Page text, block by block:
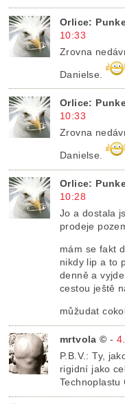
Orlice:
10:33
Zrovna
Danielse.
Orlice:
10:33
Zrovna
Danielse.
Orlice:
10:28
Jo a dostala
prodeje
mám se fakt
nikdy lip a to
denně a
cestou ještě
můžudat
mrtvola © -
P.B.V.: Ty,
rigidní jako
Technoplastu